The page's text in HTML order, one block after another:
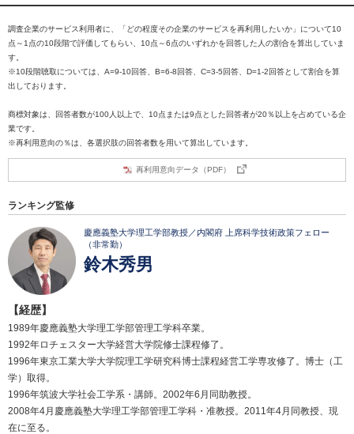
調査企業のサービス利用者に、「どの程度その企業のサービスを再利用したいか」について10
点～1点の10段階で評価してもらい、10点～6点のいずれかを回答した人の割合を算出していま
す。
※10段階聴取については、A=9-10回答、B=6-8回答、C=3-5回答、D=1-2回答として割合を算
出しております。
商標対象は、回答者数が100人以上で、10点または9点とした回答者が20％以上を占めている企
業です。
※再利用意向の％は、各選択肢の回答者数を用いて算出しています。
再利用意向データ（PDF）
ランキング監修
慶應義塾大学理工学部教授／内閣府 上席科学技術政策フェロー
（非常勤）
鈴木秀男
【経歴】
1989年慶應義塾大学理工学部管理工学科卒業。
1992年ロチェスター大学経営大学院修士課程修了。
1996年東京工業大学大学院理工学研究科博士課程経営工学専攻修了。博士（工
学）取得。
1996年筑波大学社会工学系・講師。2002年6月同助教授。
2008年4月慶應義塾大学理工学部管理工学科・准教授。2011年4月同教授、現
在に至る。